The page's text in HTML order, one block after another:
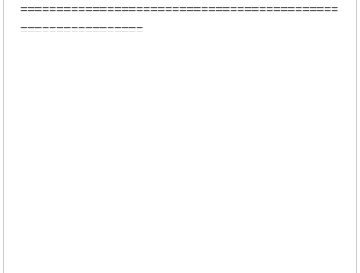
============================================
=================